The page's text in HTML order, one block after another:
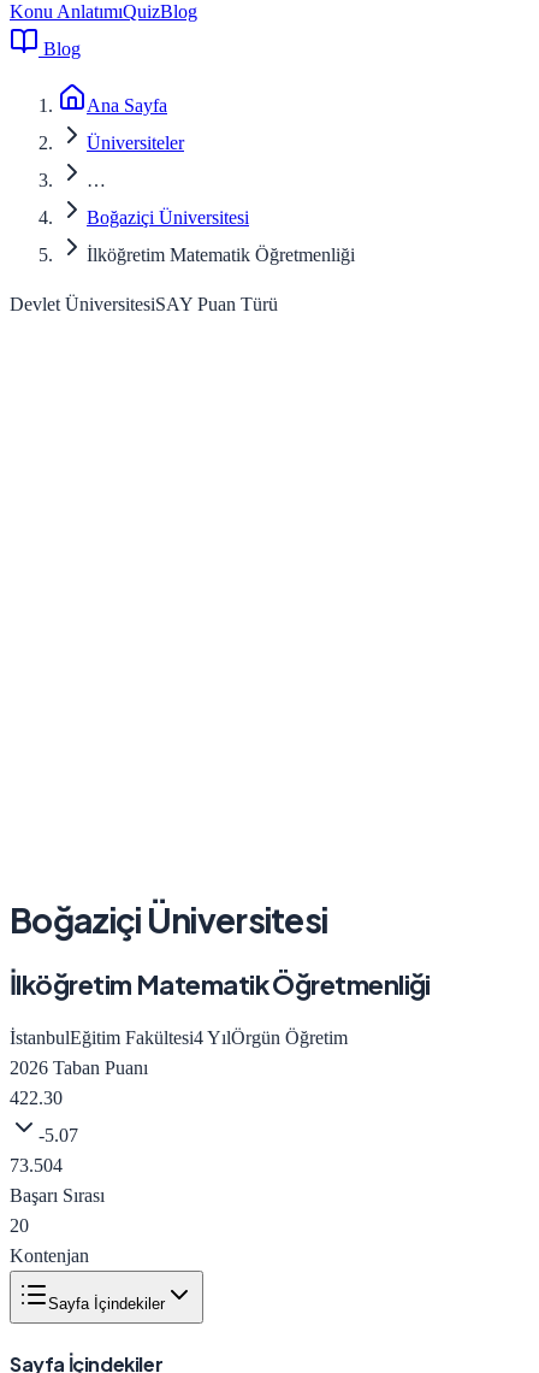
Konu AnlatımıQuizBlog
Blog
Ana Sayfa
Üniversiteler
…
Boğaziçi Üniversitesi
İlköğretim Matematik Öğretmenliği
Devlet ÜniversitesiSAY Puan Türü
Boğaziçi Üniversitesi
İlköğretim Matematik Öğretmenliği
İstanbulEğitim Fakültesi4YılÖrgün Öğretim
2026 Taban Puanı
422.30
-5.07
73.504
Başarı Sırası
20
Kontenjan
Sayfa İçindekiler
Sayfa İçindekiler